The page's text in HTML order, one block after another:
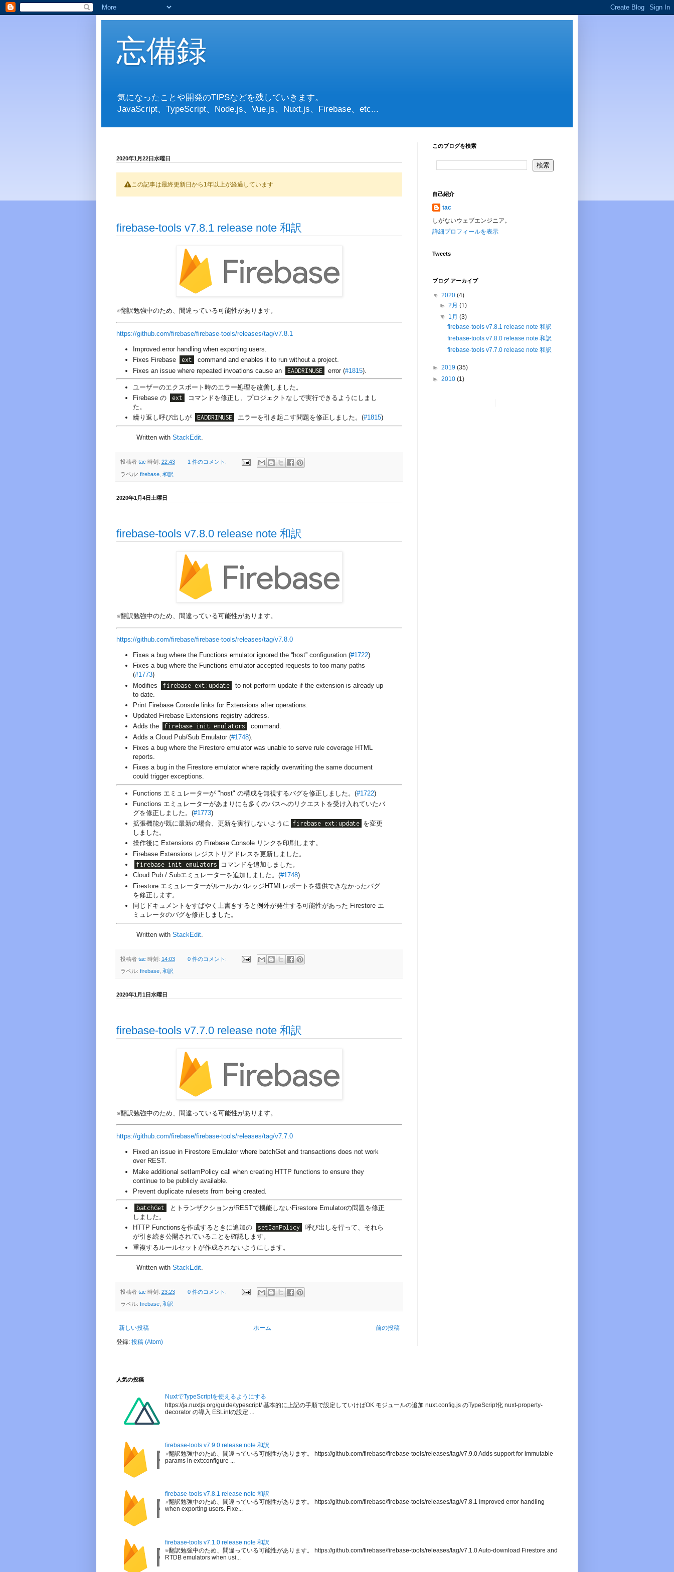
忘備録
気になったことや開発のTIPSなどを残していきます。
JavaScript、TypeScript、Node.js、Vue.js、Nuxt.js、Firebase、etc...
2020年1月22日水曜日
この記事は最終更新日から1年以上が経過しています
firebase-tools v7.8.1 release note 和訳
※翻訳勉強中のため、間違っている可能性があります。
https://github.com/firebase/firebase-tools/releases/tag/v7.8.1
Improved error handling when exporting users.
Fixes Firebase
ext
command and enables it to run without a project.
Fixes an issue where repeated invoations cause an
EADDRINUSE error (#1815).
ユーザーのエクスポート時のエラー処理を改善しました。
Firebase の
ext
コマンドを修正し、プロジェクトなしで実行できるようにしまし
た。
繰り返し呼び出しが
EADDRINUSE エラーを引き起こす問題を修正しました。(#1815)
Written with StackEdit.
投稿者 tac 時刻: 22:43 1 件のコメント:
ラベル: firebase 和訳
2020年1月4日土曜日
firebase-tools v7.8.0 release note 和訳
※翻訳勉強中のため、間違っている可能性があります。
https://github.com/firebase/firebase-tools/releases/tag/v7.8.0
Fixes a bug where the Functions emulator ignored the “host” configuration (#1722)
Fixes a bug where the Functions emulator accepted requests to too many paths
(#1773)
Modifies
firebase ext:update
to not perform update if the extension is already up
to date.
Print Firebase Console links for Extensions after operations.
Updated Firebase Extensions registry address.
Adds the
firebase init emulators
command.
Adds a Cloud Pub/Sub Emulator (#1748).
Fixes a bug where the Firestore emulator was unable to serve rule coverage HTML
reports.
Fixes a bug in the Firestore emulator where rapidly overwriting the same document
could trigger exceptions.
Functions エミュレーターが "host" の構成を無視するバグを修正しました。(#1722)
Functions エミュレーターがあまりにも多くのパスへのリクエストを受け入れていたバ
グを修正しました。(#1773)
拡張機能が既に最新の場合、更新を実行しないように firebase ext:update を変更
しました。
操作後に Extensions の Firebase Console リンクを印刷します。
Firebase Extensions レジストリアドレスを更新しました。
firebase init emulators
コマンドを追加しました。
Cloud Pub / Subエミュレーターを追加しました。(#1748)
Firestore エミュレーターがルールカバレッジHTMLレポートを提供できなかったバグ
を修正します。
同じドキュメントをすばやく上書きすると例外が発生する可能性があった Firestore エ
ミュレータのバグを修正しました。
Written with StackEdit
投稿者 tac 時刻: 14:03 0 件のコメント:
ラベル: firebase 和訳
2020年1月1日水曜日
firebase-tools v7.7.0 release note 和訳
※翻訳勉強中のため、間違っている可能性があります。
https://github.com/firebase/firebase-tools/releases/tag/v7.7.0
Fixed an issue in Firestore Emulator where batchGet and transactions does not work
over REST.
Make additional setIamPolicy call when creating HTTP functions to ensure they
continue to be publicly available.
Prevent duplicate rulesets from being created.
batchGet
とトランザクションがRESTで機能しないFirestore Emulatorの問題を修正
しました。
HTTP Functionsを作成するときに追加の
setIamPolicy
呼び出しを行って、それら
が引き続き公開されていることを確認します。
重複するルールセットが作成されないようにします。
Written with StackEdit
投稿者 tac 時刻: 23:23 0 件のコメント:
ラベル: firebase 和訳
新しい投稿 前の投稿
ホーム
登録: 投稿 (Atom)
このブログを検索
自己紹介
tac
しがないウェブエンジニア。
詳細プロフィールを表示
Tweets
ブログ アーカイブ
▼ 2020 (4)
►2月(1)
▼ 1月(3)
firebase-tools v7.8.1 release note 和訳
firebase-tools v7.8.0 release note 和訳
firebase-tools v7.7.0 release note 和訳
► 2019 (35)
► 2010 (1)
人気の投稿
NuxtでTypeScriptを使えるようにする
https://ja.nuxtjs.org/guide/typescript/ 基本的に上記の手順で設定していけばOK モジュールの追加 nuxt.config.js のTypeScript化 nuxt-property-
decorator の導入 ESLintの設定 ...
firebase-tools v7.9.0 release note 和訳
※翻訳勉強中のため、間違っている可能性があります。 https://github.com/firebase/firebase-tools/releases/tag/v7.9.0 Adds support for immutable
params in ext:configure ...
firebase-tools v7.8.1 release note 和訳
※翻訳勉強中のため、間違っている可能性があります。 https://github.com/firebase/firebase-tools/releases/tag/v7.8.1 Improved error handling
when exporting users. Fixe...
firebase-tools v7.1.0 release note 和訳
※翻訳勉強中のため、間違っている可能性があります。 https://github.com/firebase/firebase-tools/releases/tag/v7.1.0 Auto-download Firestore and
RTDB emulators when usi...